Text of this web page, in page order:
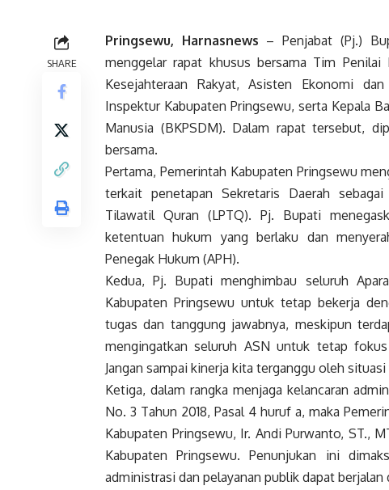
SHARE
Pringsewu, Harnasnews –Penjabat (Pj.)
menggelar rapat khusus bersama Tim
Kesejahteraan Rakyat, Asisten Ekonomi
Inspektur Kabupaten Pringsewu, serta Kepala
Manusia (BKPSDM). Dalam rapat tersebut,
bersama.
Pertama, Pemerintah Kabupaten Pringsewu
terkait penetapan Sekretaris Daerah
Tilawatil Quran (LPTQ). Pj. Bupati
ketentuan hukum yang berlaku dan
Penegak Hukum (APH).
Kedua, Pj. Bupati menghimbau seluruh
Kabupaten Pringsewu untuk tetap bekerja
tugas dan tanggung jawabnya, meskipun
mengingatkan seluruh ASN untuk tetap
Jangan sampai kinerja kita terganggu oleh
Ketiga, dalam rangka menjaga kelancaran
No. 3 Tahun 2018, Pasal 4 huruf a, maka
Kabupaten Pringsewu, Ir. Andi Purwanto, ST.,
Kabupaten Pringsewu. Penunjukan ini
administrasi dan pelayanan publik dapat